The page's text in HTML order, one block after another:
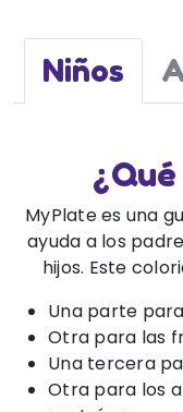
Niños
MyPlate es una
ayuda a los
hijos. Este
Una parte
Otra para las
Una tercera
Otra para los